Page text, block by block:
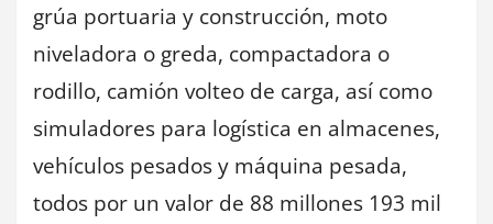
grúa portuaria y construcción, moto
niveladora o greda, compactadora o
rodillo, camión volteo de carga, así como
simuladores para logística en almacenes,
vehículos pesados y máquina pesada,
todos por un valor de 88 millones 193 mil